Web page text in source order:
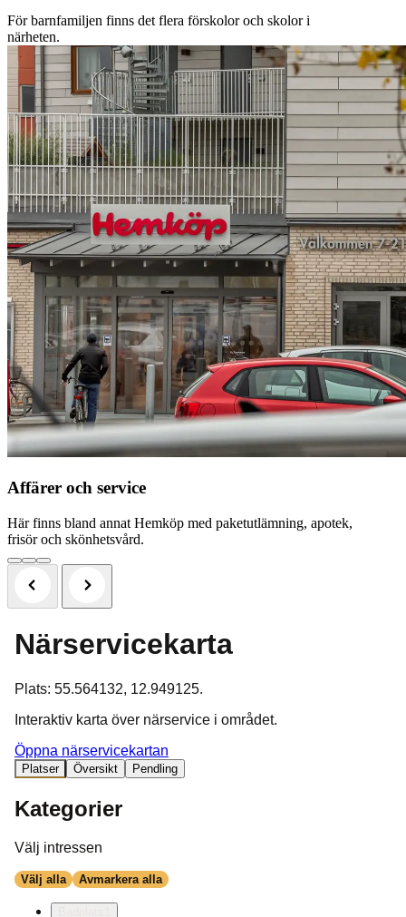
För barnfamiljen finns det flera förskolor och skolor i
närheten.
Affärer och service
Här finns bland annat Hemköp med paketutlämning, apotek,
frisör och skönhetsvård.